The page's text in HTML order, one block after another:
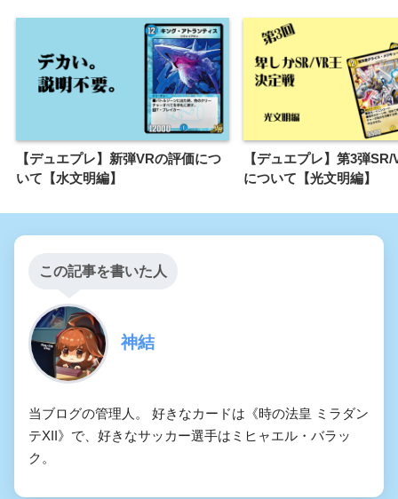
【デュエプレ】新弾VRの評価につ
いて【水文明編】
【デュエプレ】第3弾
について【光文明編】
この記事を書いた人
神結
当ブログの管理人。 好きなカードは《時の法皇 ミラダン
テXII》で、好きなサッカー選手はミヒャエル・バラッ
ク。